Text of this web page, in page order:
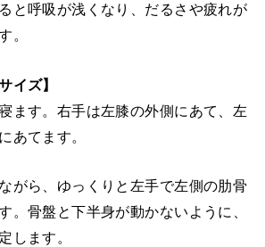
と呼吸が浅くなり、だるさや疲れが
。
イズ】
ます。右手は左膝の外側にあて、左
あてます。
がら、ゆっくりと左手で左側の肋骨
。骨盤と下半身が動かないように、
します。